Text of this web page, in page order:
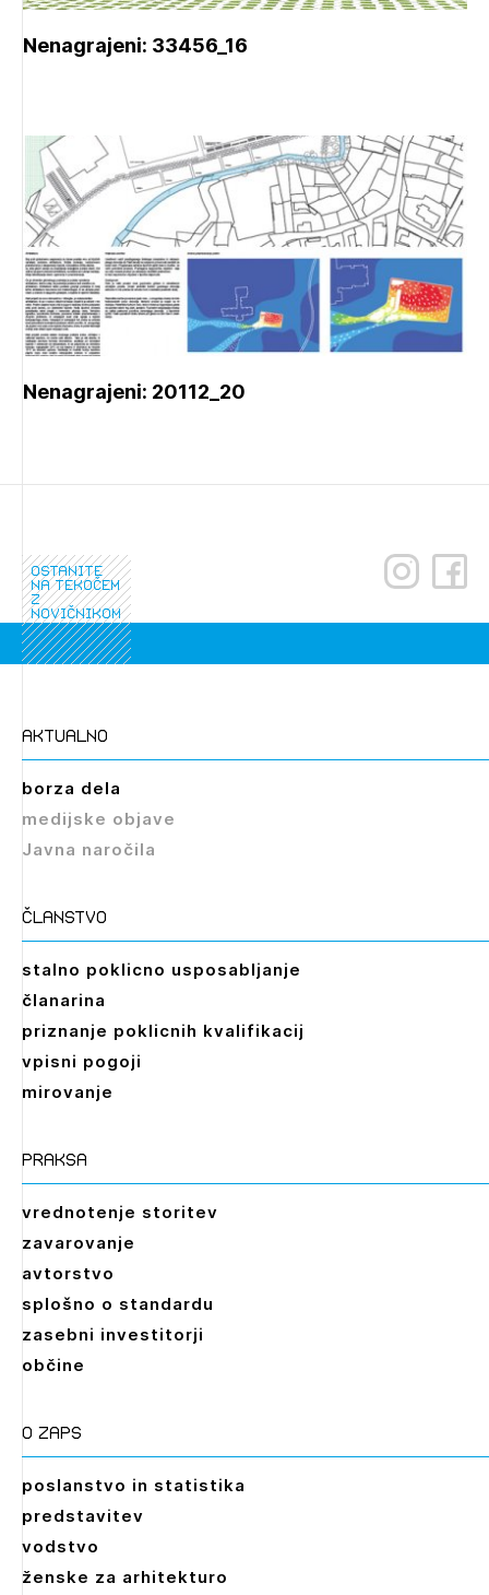
Nenagrajeni: 33456_16
Nenagrajeni: 20112_20
ostanite
na tekočem
z
novičnikom
aktualno
borza dela
medijske objave
Javna naročila
članstvo
stalno poklicno usposabljanje
članarina
priznanje poklicnih kvalifikacij
vpisni pogoji
mirovanje
praksa
vrednotenje storitev
zavarovanje
avtorstvo
splošno o standardu
zasebni investitorji
občine
O zaps
poslanstvo in statistika
predstavitev
vodstvo
ženske za arhitekturo